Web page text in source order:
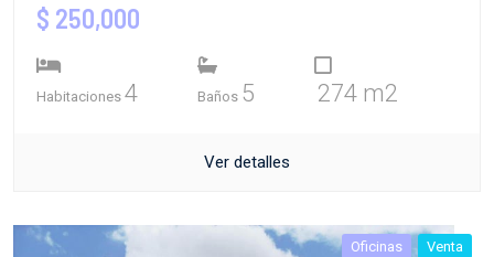
$ 250,000
Habitaciones 4 Baños 5 274 m2
Ver detalles
Oficinas Venta